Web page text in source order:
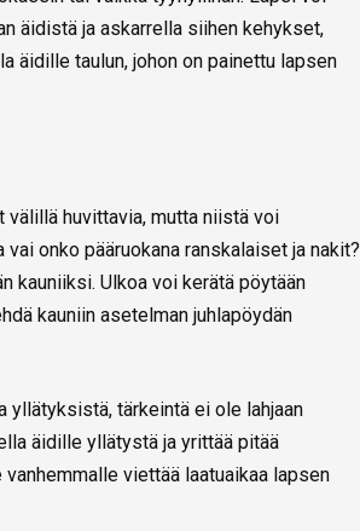
äidistä ja askarrella siihen kehykset,
äidille taulun, johon on painettu lapsen
välillä huvittavia, mutta niistä voi
onko pääruokana ranskalaiset ja nakit?
kauniiksi. Ulkoa voi kerätä pöytään
kauniin asetelman juhlapöydän
yllätyksistä, tärkeintä ei ole lahjaan
äidille yllätystä ja yrittää pitää
viettää laatuaikaa lapsen